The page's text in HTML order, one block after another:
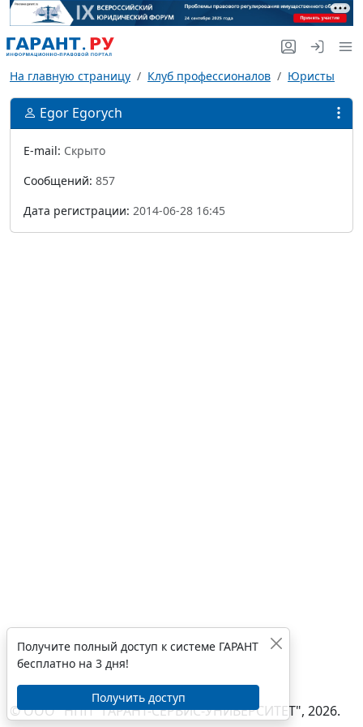
На главную страницу Клуб профессионалов Юристы
Egor Egorych
E-mail: Скрыто
Сообщений: 857
Дата регистрации: 2014-06-28 16:45
© ООО "НПП "ГАРАНТ-СЕРВИС-УНИВЕРСИТЕТ", 2026.
Получите полный доступ к системе ГАРАНТ
бесплатно на 3 дня!
Получить доступ